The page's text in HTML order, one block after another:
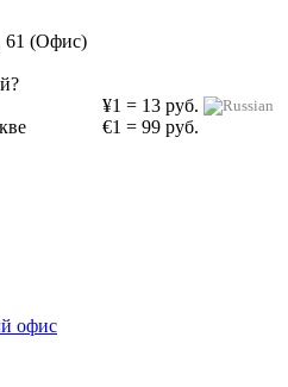
61 (Офис)
¥1 = 13 руб.
€1 = 99 руб.
офис